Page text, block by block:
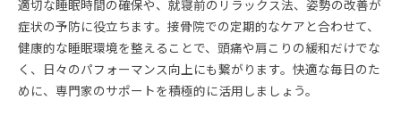
適切な睡眠時間の確保や、就寝前のリラックス法、姿勢の改善が
症状の予防に役立ちます。接骨院での定期的なケアと合わせて、
健康的な睡眠環境を整えることで、頭痛や肩こりの緩和だけでな
く、日々のパフォーマンス向上にも繋がります。快適な毎日のた
めに、専門家のサポートを積極的に活用しましょう。